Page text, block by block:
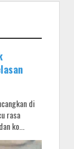
di
rasa
ko...